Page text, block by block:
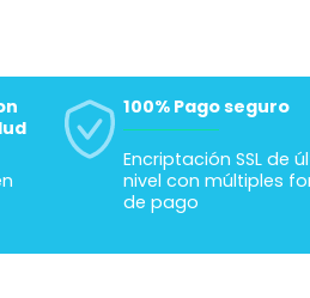
100% Pago seguro
Encriptación SSL de
nivel con múltiples
de pago